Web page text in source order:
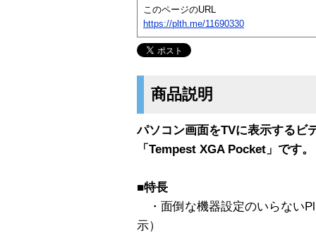
このページのURL
https://plth.me/11690330
商品説明
パソコン画面をTVに表示するビ
「Tempest XGA Pocket」です。
■特長
・面倒な機器設定のいらない
示）